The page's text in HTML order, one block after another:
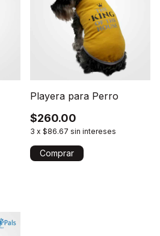
Playera para Perro
$260.00
3 x $86.67 sin intereses
Comprar